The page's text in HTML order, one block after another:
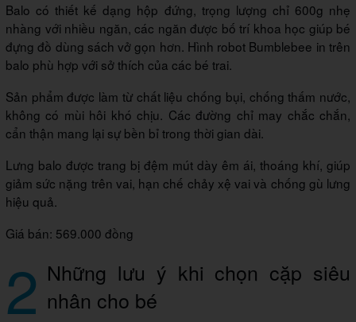
Balo có thiết kế dạng hộp đứng, trọng lượng chỉ 600g nhẹ
nhàng với nhiều ngăn, các ngăn được bố trí khoa học giúp bé
đựng đồ dùng sách vở gọn hơn. Hình robot Bumblebee in trên
balo phù hợp với sở thích của các bé trai.
Sản phẩm được làm từ chất liệu chống bụi, chống thấm nước,
không có mùi hôi khó chịu. Các đường chỉ may chắc chắn,
cẩn thận mang lại sự bền bỉ trong thời gian dài.
Lưng balo được trang bị đệm mút dày êm ái, thoáng khí, giúp
giảm sức nặng trên vai, hạn chế chảy xệ vai và chống gù lưng
hiệu quả.
Giá bán: 569.000 đồng
2 Những lưu ý khi chọn cặp siêu
nhân cho bé